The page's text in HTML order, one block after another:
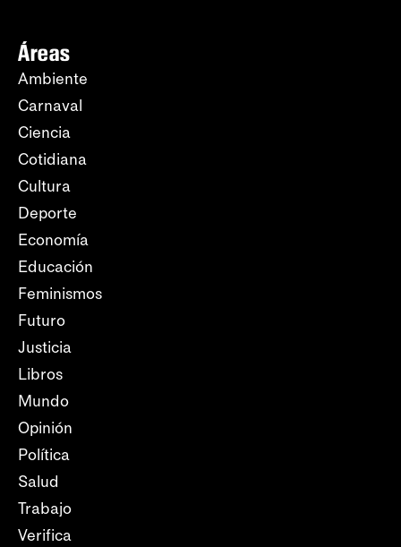
Áreas
Ambiente
Carnaval
Ciencia
Cotidiana
Cultura
Deporte
Economía
Educación
Feminismos
Futuro
Justicia
Libros
Mundo
Opinión
Política
Salud
Trabajo
Verifica